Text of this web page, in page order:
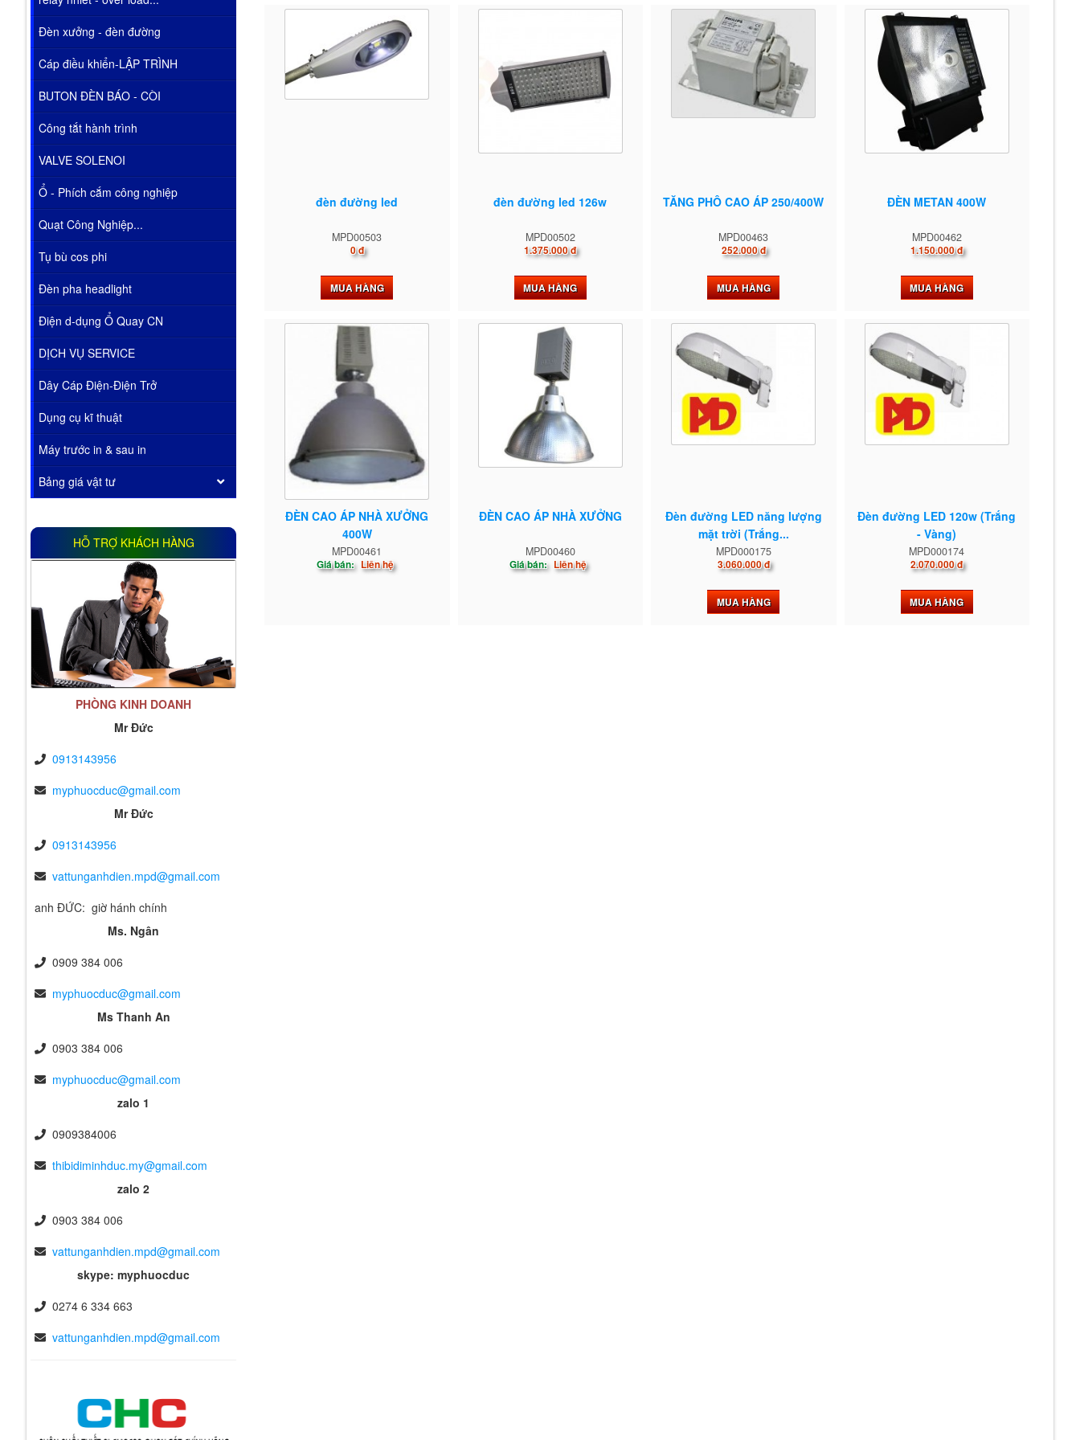
đèn đường led
MPD00503
0 đ
MUA HÀNG
đèn đường led 126w
MPD00502
1.375.000 đ
MUA HÀNG
TĂNG PHÔ CAO ÁP 250/400W
MPD00463
252.000 đ
MUA HÀNG
ĐÈN METAN 400W
MPD00462
1.150.000 đ
MUA HÀNG
ĐÈN CAO ÁP NHÀ XƯỞNG
400W
MPD00461
Giá bán: Liên hệ
ĐÈN CAO ÁP NHÀ XƯỞNG
MPD00460
Giá bán: Liên hệ
Đèn đường LED năng lượng
mặt trời (Trắng...
MPD000175
3.060.000 đ
MUA HÀNG
Đèn đường LED 120w (Trắng
- Vàng)
MPD000174
2.070.000 đ
MUA HÀNG
Đèn xưởng - đèn đường
Cáp điều khiển-LẬP TRÌNH
BUTON ĐÈN BÁO - CÒI
Công tắt hành trình
VALVE SOLENOI
Ổ - Phích cắm công nghiệp
Quạt Công Nghiệp...
Tụ bù cos phi
Đèn pha headlight
Điện d-dụng Ổ Quay CN
DỊCH VỤ SERVICE
Dây Cáp Điện-Điện Trở
Dụng cụ kĩ thuật
Máy trước in & sau in
Bảng giá vật tư
HỖ TRỢ KHÁCH HÀNG
PHÒNG KINH DOANH
Mr Đức
0913143956
myphuocduc@gmail.com
Mr Đức
0913143956
vattunganhdien.mpd@gmail.com
anh ĐỨC: giờ hánh chính
Ms. Ngân
0909 384 006
myphuocduc@gmail.com
Ms Thanh An
0903 384 006
myphuocduc@gmail.com
zalo 1
0909384006
thibidiminhduc.my@gmail.com
zalo 2
0903 384 006
vattunganhdien.mpd@gmail.com
skype: myphuocduc
0274 6 334 663
vattunganhdien.mpd@gmail.com